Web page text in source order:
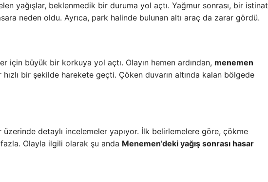
yağışlar, beklenmedik bir duruma yol açtı. Yağmur sonrası, bir istinat
neden oldu. Ayrıca, park halinde bulunan altı araç da zarar gördü.
için büyük bir korkuya yol açtı. Olayın hemen ardından, menemen
bir şekilde harekete geçti. Çöken duvarın altında kalan bölgede
detaylı incelemeler yapıyor. İlk belirlemelere göre, çökme
Olayla ilgili olarak şu anda Menemen’deki yağış sonrası hasar